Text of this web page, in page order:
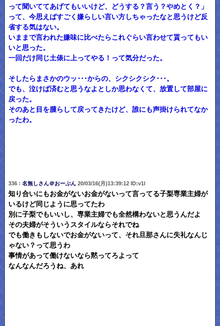
って聞いててあげてもいいけど、どうする？言う？やめとく？」
って、今思えばすごく嫌らしい言い方しちゃったなと思うけど反
省する気はない。
いままで言われた嫌味に比べたらこれぐらい言わせて貰ってもい
いと思った。
一回だけ同じ土俵に上ってやる！って気分だった。
そしたらまさかのウッ･･･からの、シクシクシク･･･。
でも、泣けば済むと思うなよとしか思わなくて、放置して部屋に
戻った。
そのあと目を腫らして戻ってきたけど、誰にも声掛けられてなか
ったわ。
336 : 名無しさん＠おーぷん20/03/16(月)13:39:12 ID:v1l
知り合いにもお金がないお金がないって言ってる子梨専業主婦が
いるけど同じように思ってたわ
別に子梨でもいいし、専業主婦でも全然構わないと思うんだよ
その夫婦がそういうスタイルならそれでね
でも働きもしないでお金がないって、それ旦那さんに失礼なんじ
ゃない？って思うわ
事情があって働けないなら黙ってろよって
なんなんだろうね、あれ